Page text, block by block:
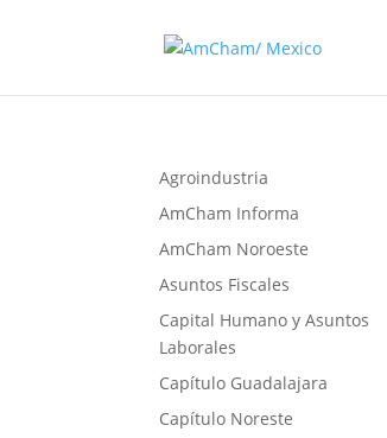
Agroindustria
AmCham Informa
AmCham Noroeste
Asuntos Fiscales
Capital Humano y Asuntos
Laborales
Capítulo Guadalajara
Capítulo Noreste